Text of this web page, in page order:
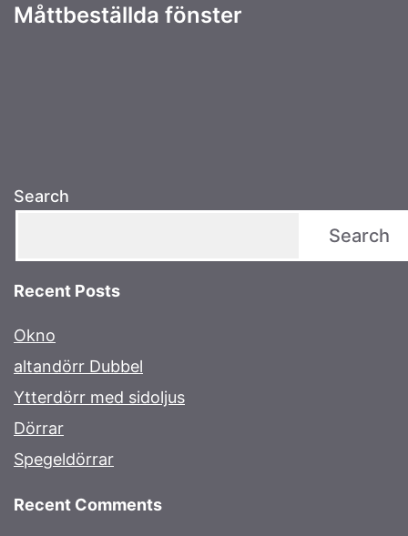
Måttbeställda fönster
Search
Search
Recent Posts
Okno
altandörr Dubbel
Ytterdörr med sidoljus
Dörrar
Spegeldörrar
Recent Comments